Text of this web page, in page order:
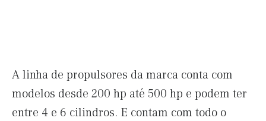
A linha de propulsores da marca conta com
modelos desde 200 hp até 500 hp e podem ter
entre 4 e 6 cilindros. E contam com todo o